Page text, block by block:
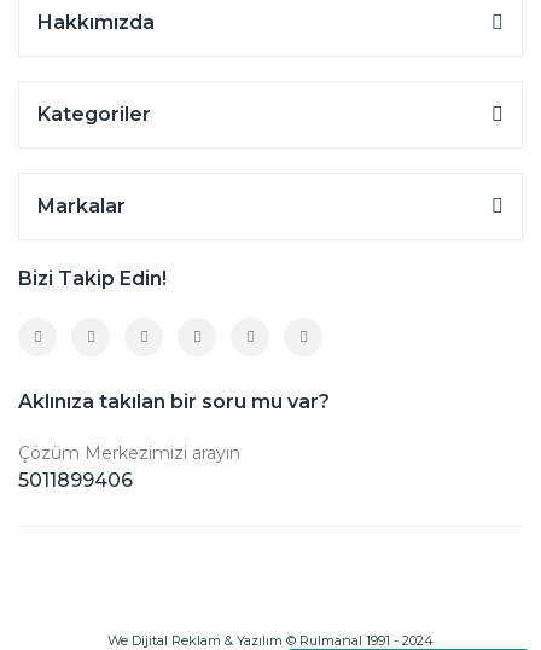
Hakkımızda
Kategoriler
Markalar
Bizi Takip Edin!
Aklınıza takılan bir soru mu var?
Çözüm Merkezimizi arayın
5011899406
We Dijital Reklam & Yazılım © Rulmanal 1991 - 2024